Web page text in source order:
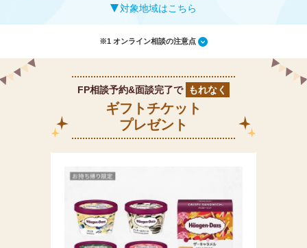
対象地域はこちら
※1 オンライン相談の注意点
FP相談予約&面談完了で もれなく
ギフトチケット
プレゼント